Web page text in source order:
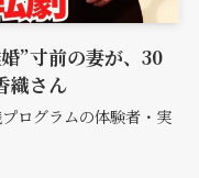
”寸前の妻が、30
織さん
ログラムの体験者・実